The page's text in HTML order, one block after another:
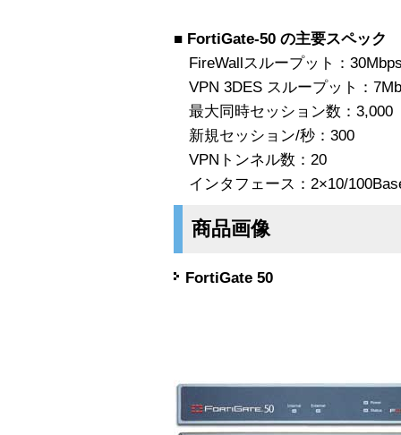
■ FortiGate-50 の主要スペック
FireWallスループット：
VPN 3DES スループット：
最大同時セッション数：3,000
新規セッション/秒：300
VPNトンネル数：20
インタフェース：2×10/
商品画像
FortiGate 50